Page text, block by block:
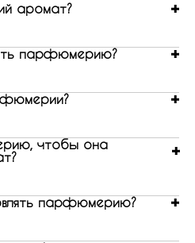
аромат?
парфюмерию?
чтобы она
парфюмерию?